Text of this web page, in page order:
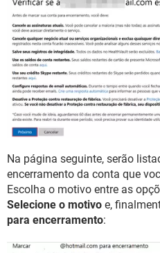
Na página seguinte, serão
encerramento da conta que
Escolha o motivo entre as
Selecione o motivo e,
para encerramento: